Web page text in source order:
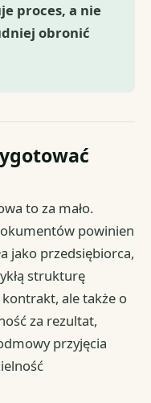
proces, a nie
obronić
to za mało.
powinien
jako przedsiębiorca,
strukturę
ale także o
za rezultat,
przyjęcia